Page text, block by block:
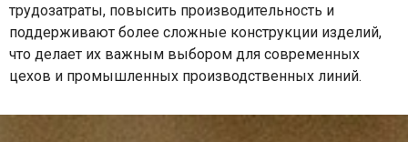
трудозатраты, повысить производительность и
поддерживают более сложные конструкции изделий,
что делает их важным выбором для современных
цехов и промышленных производственных линий.